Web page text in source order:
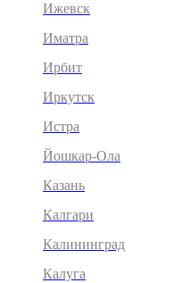
Ижевск
Иматра
Ирбит
Иркутск
Истра
Йошкар-Ола
Казань
Калгари
Калининград
Калуга